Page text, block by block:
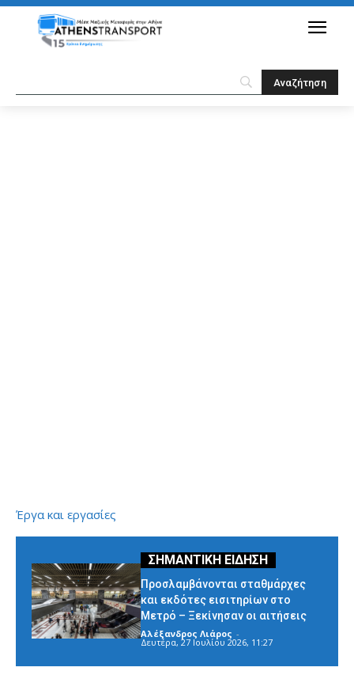
Έργα και εργασίες
Προσλαμβάνονται σταθμάρχες
και εκδότες εισιτηρίων στο
Μετρό – Ξεκίνησαν οι αιτήσεις
Αλέξανδρος Λιάρος -
Δευτέρα, 27 Ιουλίου 2026, 11:27